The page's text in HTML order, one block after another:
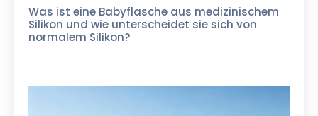
Was ist eine Babyflasche aus medizinischem
Silikon und wie unterscheidet sie sich von
normalem Silikon?